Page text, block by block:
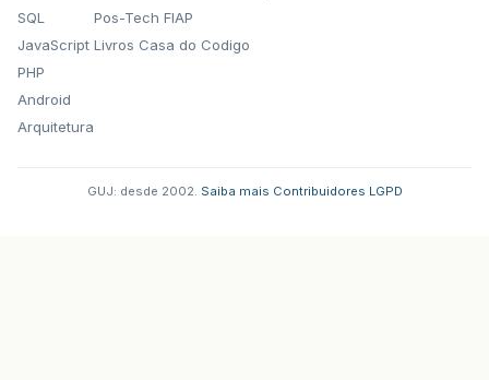
SQL
JavaScript
PHP
Android
Arquitetura
Pos-Tech FIAP
Livros Casa do Codigo
GUJ: desde 2002. Saiba mais Contribuidores LGPD